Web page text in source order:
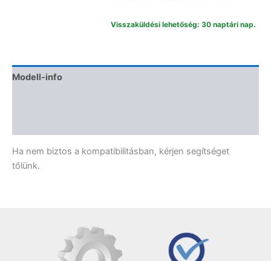
60x60
101
Visszaküldési lehetőség: 30 naptári nap.
Modell-info
Ha nem biztos a kompatibilitásban, kérjen segítséget
tőlünk.